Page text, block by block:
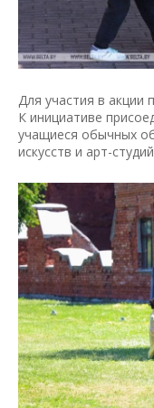
Для участия в акции
К инициативе
учащиеся обычных
искусств и арт-